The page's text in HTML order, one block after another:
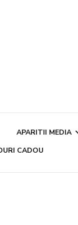
APARITII MEDIA
CADOU